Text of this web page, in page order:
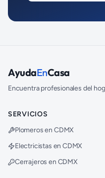
AyudaEnCasa
Encuentra profesionales del
SERVICIOS
Plomeros en CDMX
Electricistas en CDMX
Cerrajeros en CDMX